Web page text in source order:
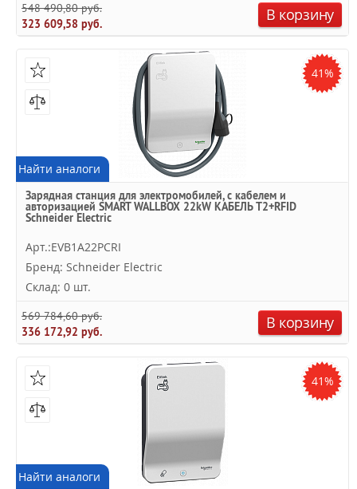
548 490,80 руб.
323 609,58 руб.
В корзину
41%
Найти аналоги
Зарядная станция для электромобилей, с кабелем и
авторизацией SMART WALLBOX 22kW КАБЕЛЬ Т2+RFID
Schneider Electric
Арт.:EVB1A22PCRI
Бренд: Schneider Electric
Склад: 0 шт.
569 784,60 руб.
336 172,92 руб.
В корзину
41%
Найти аналоги